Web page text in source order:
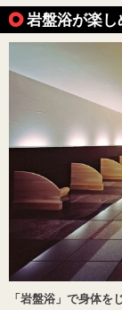
岩盤浴が楽
「岩盤浴」で身体を